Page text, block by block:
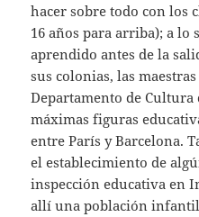
hacer sobre todo con los
16 años para arriba); a lo
aprendido antes de la
sus colonias, las
Departamento de Cultura
máximas figuras
entre París y Barcelona.
el establecimiento de
inspección educativa en
allí una población